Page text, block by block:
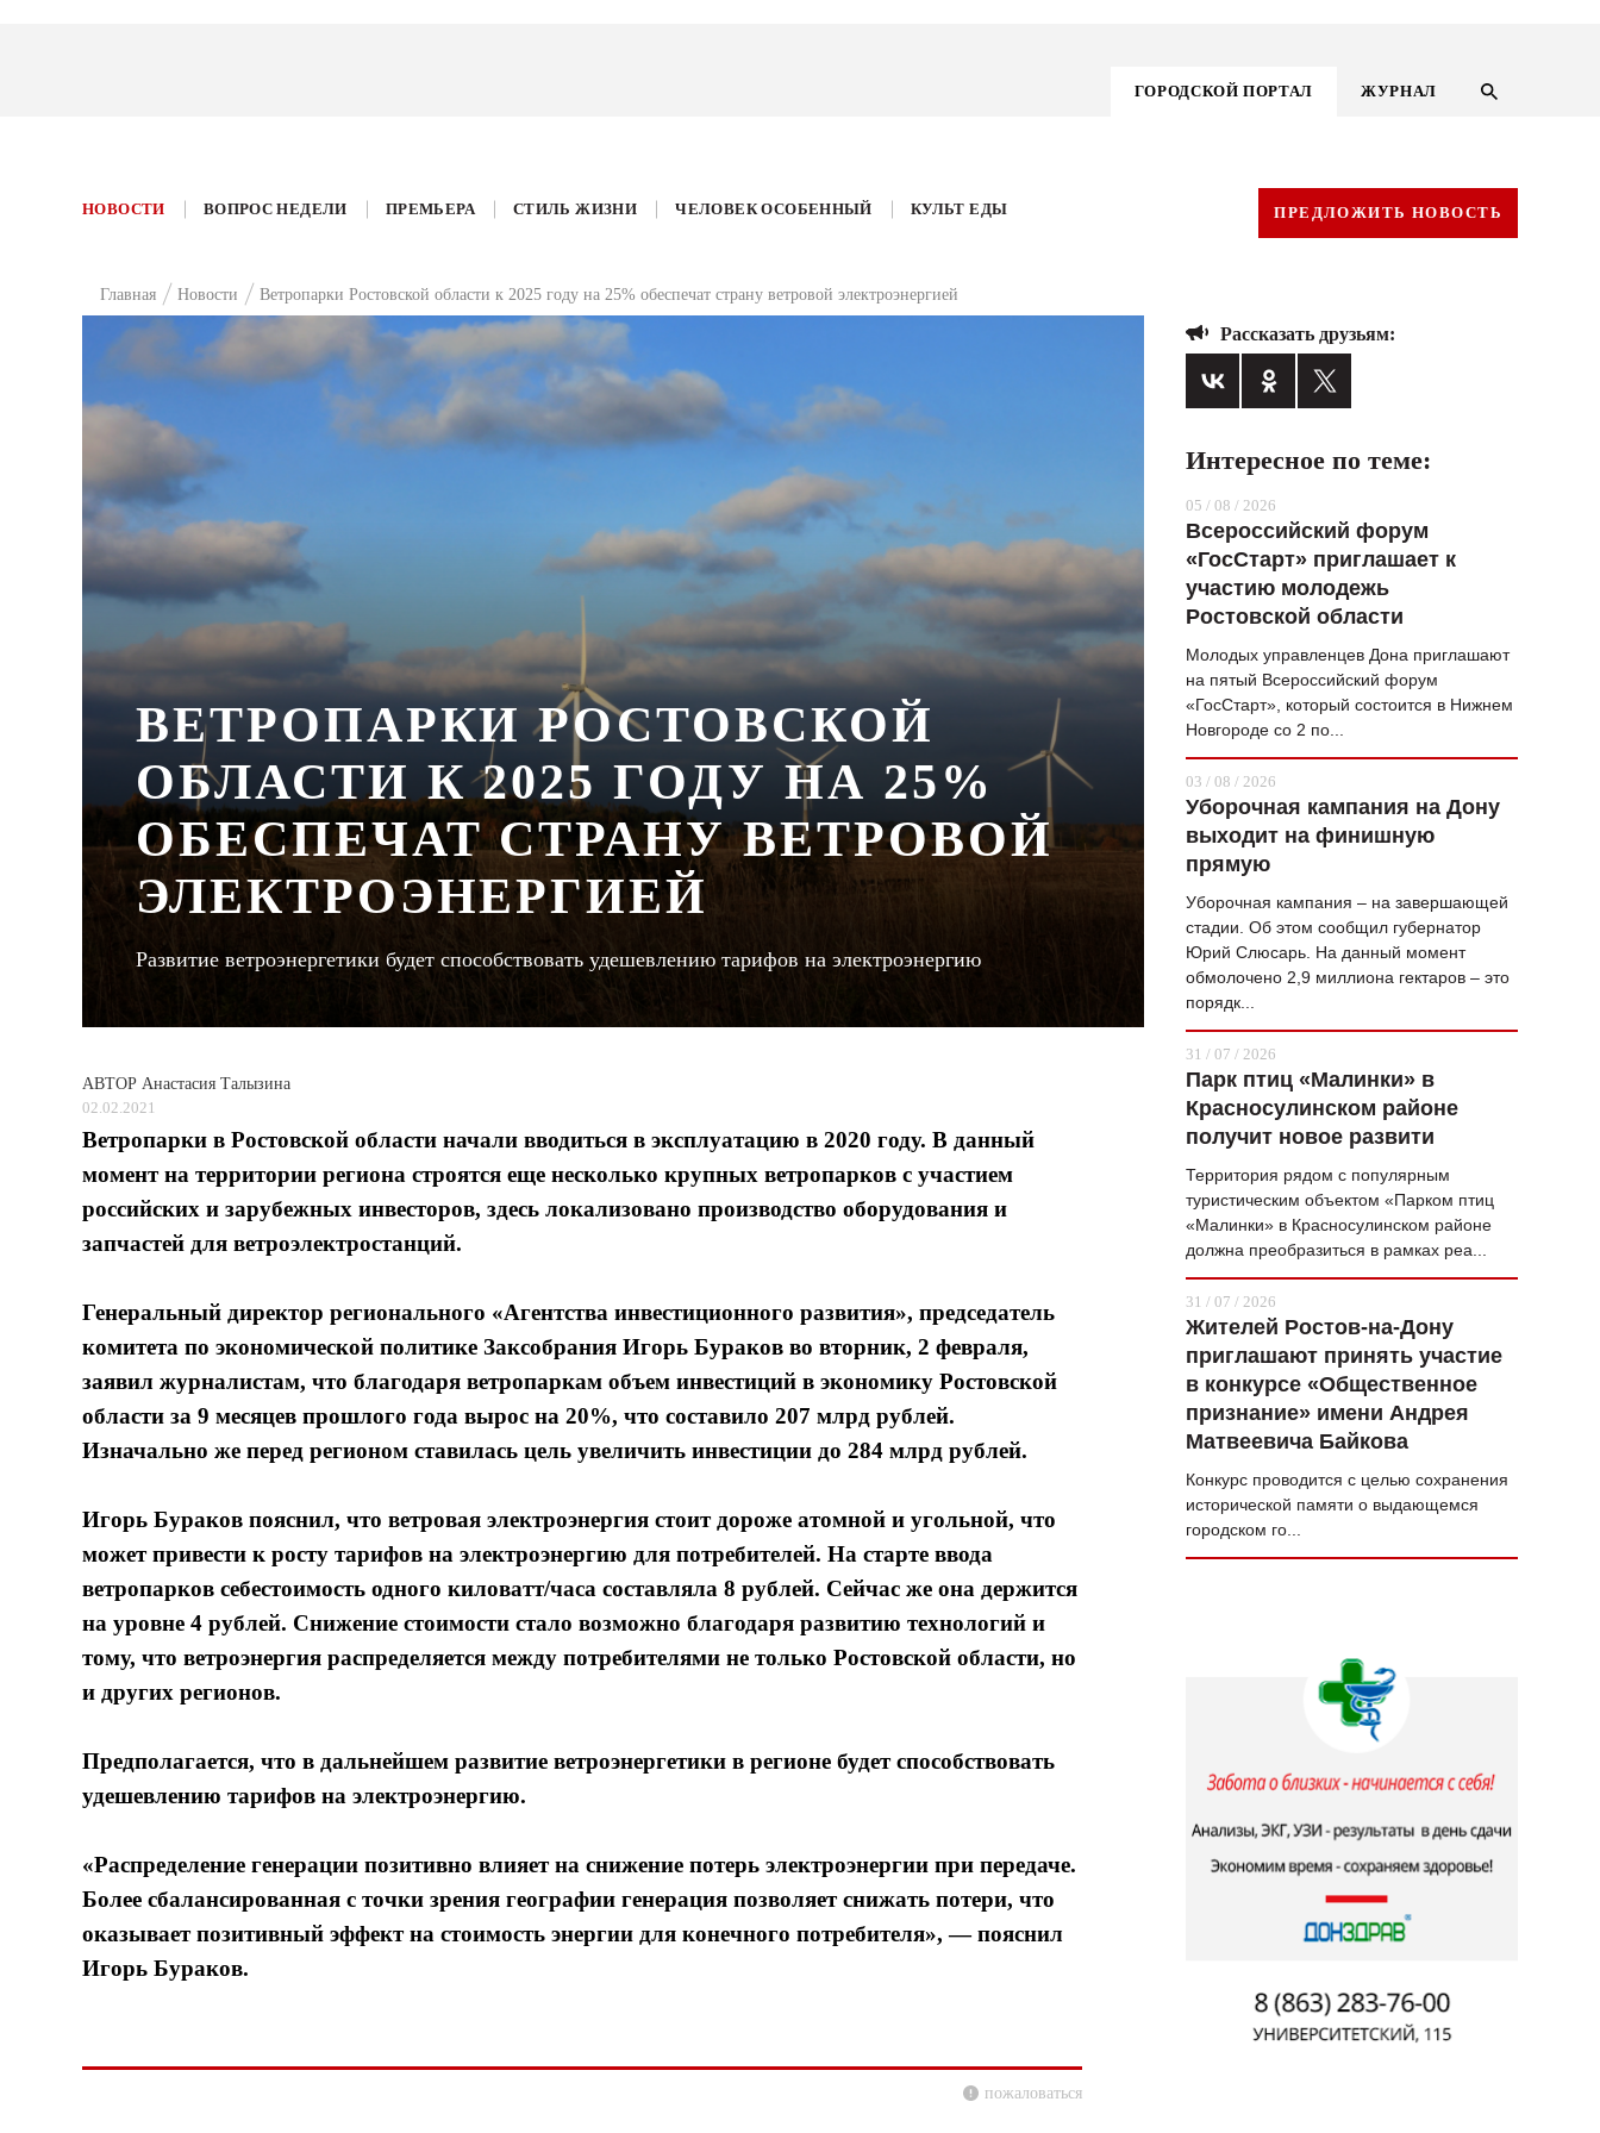
ГОРОДСКОЙ ПОРТАЛ ЖУРНАЛ
ГОРОДСКОЙ ПОРТАЛ
ВОПРОС НЕДЕЛИ
ТАМ И ТУТ
СТИЛЬ ЖИЗНИ
КУЛЬТ ЕДЫ
ЖУРНАЛ
НОВОСТИ ВОПРОС НЕДЕЛИ ПРЕМЬЕРА СТИЛЬ ЖИЗНИ ЧЕЛОВЕК ОСОБЕННЫЙ КУЛЬТ ЕДЫ ПРЕДЛОЖИТЬ НОВОСТЬ
Главная Новости Ветропарки Ростовской области к 2025 году на 25% обеспечат страну ветровой электроэнергией
ВЕТРОПАРКИ РОСТОВСКОЙ
ОБЛАСТИ К 2025 ГОДУ НА 25%
ОБЕСПЕЧАТ СТРАНУ ВЕТРОВОЙ
ЭЛЕКТРОЭНЕРГИЕЙ
Развитие ветроэнергетики будет способствовать удешевлению тарифов на электроэнергию
АВТОР Анастасия Талызина
02.02.2021
Ветропарки в Ростовской области начали вводиться в эксплуатацию в 2020 году. В данный
момент на территории региона строятся еще несколько крупных ветропарков с участием
российских и зарубежных инвесторов, здесь локализовано производство оборудования и
запчастей для ветроэлектростанций.
Генеральный директор регионального «Агентства инвестиционного развития», председатель
комитета по экономической политике Заксобрания Игорь Бураков во вторник, 2 февраля,
заявил журналистам, что благодаря ветропаркам объем инвестиций в экономику Ростовской
области за 9 месяцев прошлого года вырос на 20%, что составило 207 млрд рублей.
Изначально же перед регионом ставилась цель увеличить инвестиции до 284 млрд рублей.
Игорь Бураков пояснил, что ветровая электроэнергия стоит дороже атомной и угольной, что
может привести к росту тарифов на электроэнергию для потребителей. На старте ввода
ветропарков себестоимость одного киловатт/часа составляла 8 рублей. Сейчас же она держится
на уровне 4 рублей. Снижение стоимости стало возможно благодаря развитию технологий и
тому, что ветроэнергия распределяется между потребителями не только Ростовской области, но
и других регионов.
Предполагается, что в дальнейшем развитие ветроэнергетики в регионе будет способствовать
удешевлению тарифов на электроэнергию.
«Распределение генерации позитивно влияет на снижение потерь электроэнергии при передаче.
Более сбалансированная с точки зрения географии генерация позволяет снижать потери, что
оказывает позитивный эффект на стоимость энергии для конечного потребителя», — пояснил
Игорь Бураков.
пожаловаться
Рассказать друзьям:
Интересное по теме:
05 / 08 / 2026
Всероссийский форум
«ГосСтарт» приглашает к
участию молодежь
Ростовской области
Молодых управленцев Дона приглашают
на пятый Всероссийский форум
«ГосСтарт», который состоится в Нижнем
Новгороде со 2 по...
03 / 08 / 2026
Уборочная кампания на Дону
выходит на финишную
прямую
Уборочная кампания – на завершающей
стадии. Об этом сообщил губернатор
Юрий Слюсарь. На данный момент
обмолочено 2,9 миллиона гектаров – это
порядк...
31 / 07 / 2026
Парк птиц «Малинки» в
Красносулинском районе
получит новое развити
Территория рядом с популярным
туристическим объектом «Парком птиц
«Малинки» в Красносулинском районе
должна преобразиться в рамках реа...
31 / 07 / 2026
Жителей Ростов-на-Дону
приглашают принять участие
в конкурсе «Общественное
признание» имени Андрея
Матвеевича Байкова
Конкурс проводится с целью сохранения
исторической памяти о выдающемся
городском го...